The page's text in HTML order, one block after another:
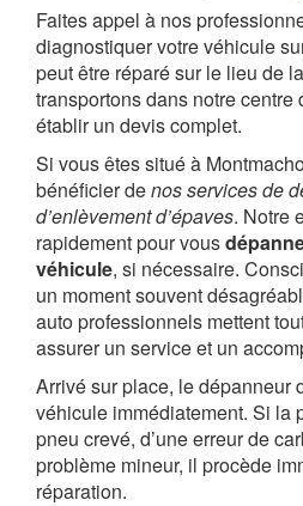
Faites appel à nos
diagnostiquer votre véhicule
peut être réparé sur le lieu de
transportons dans notre centre
établir un devis complet.
Si vous êtes situé à
bénéficier denos services de
d’enlèvement d’épaves. Notre
rapidement pour vous
véhicule, si nécessaire.
un moment souvent
auto professionnels mettent
assurer un service et un
Arrivé sur place, le dépanneur
véhicule immédiatement. Si la
pneu crevé, d’une erreur de
problème mineur, il procède
réparation.